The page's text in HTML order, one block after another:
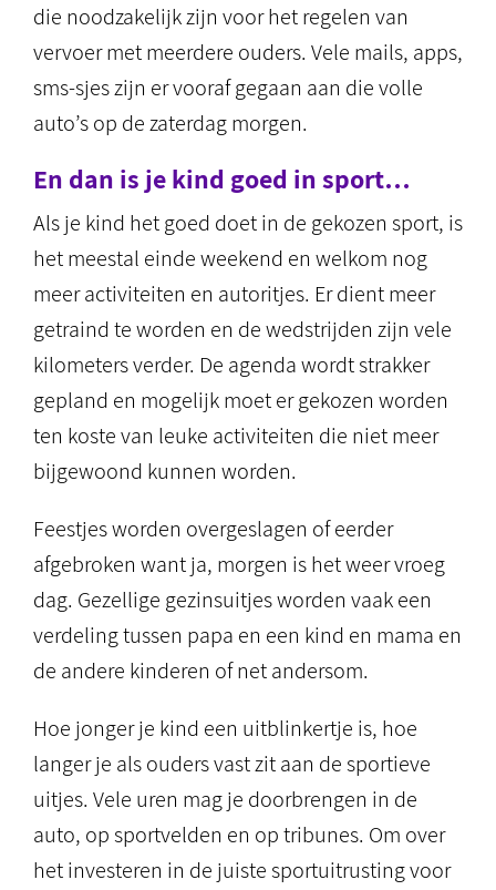
die noodzakelijk zijn voor het regelen van
vervoer met meerdere ouders. Vele mails, apps,
sms-sjes zijn er vooraf gegaan aan die volle
auto’s op de zaterdag morgen.
En dan is je kind goed in sport…
Als je kind het goed doet in de gekozen sport, is
het meestal einde weekend en welkom nog
meer activiteiten en autoritjes. Er dient meer
getraind te worden en de wedstrijden zijn vele
kilometers verder. De agenda wordt strakker
gepland en mogelijk moet er gekozen worden
ten koste van leuke activiteiten die niet meer
bijgewoond kunnen worden.
Feestjes worden overgeslagen of eerder
afgebroken want ja, morgen is het weer vroeg
dag. Gezellige gezinsuitjes worden vaak een
verdeling tussen papa en een kind en mama en
de andere kinderen of net andersom.
Hoe jonger je kind een uitblinkertje is, hoe
langer je als ouders vast zit aan de sportieve
uitjes. Vele uren mag je doorbrengen in de
auto, op sportvelden en op tribunes. Om over
het investeren in de juiste sportuitrusting voor